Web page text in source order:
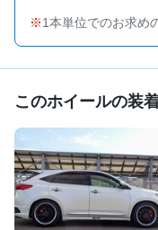
1本単位でのお求め
このホイールの装